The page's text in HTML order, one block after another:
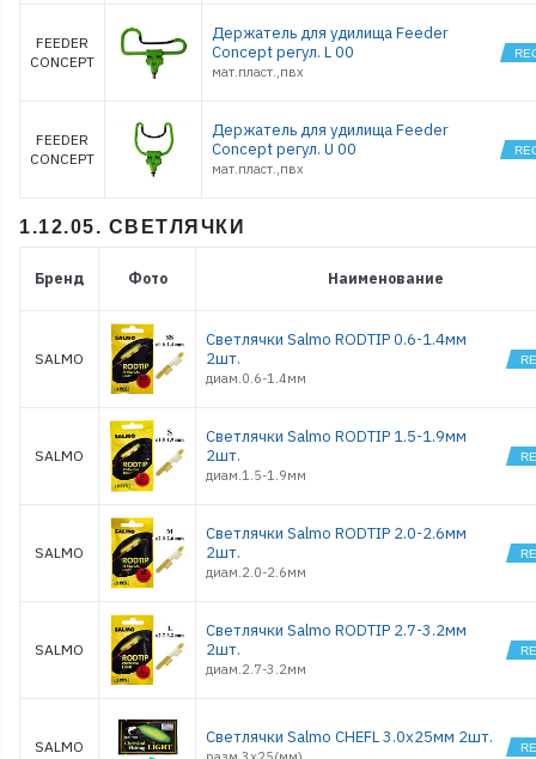
FEEDER
CONCEPT
Держатель для удилища Feeder
Concept регул. L 00
мат.пласт.,пвх
FEEDER
CONCEPT
Держатель для удилища Feeder
Concept регул. U 00
мат.пласт.,пвх
1.12.05. СВЕТЛЯЧКИ
Бренд Фото Наименование
SALMO
Светлячки Salmo RODTIP 0.6-1.4мм
2шт.
диам.0.6-1.4мм
SALMO
Светлячки Salmo RODTIP 1.5-1.9мм
2шт.
диам.1.5-1.9мм
SALMO
Светлячки Salmo RODTIP 2.0-2.6мм
2шт.
диам.2.0-2.6мм
SALMO
Светлячки Salmo RODTIP 2.7-3.2мм
2шт.
диам.2.7-3.2мм
SALMO Светлячки Salmo CHEFL 3.0х25мм 2шт.